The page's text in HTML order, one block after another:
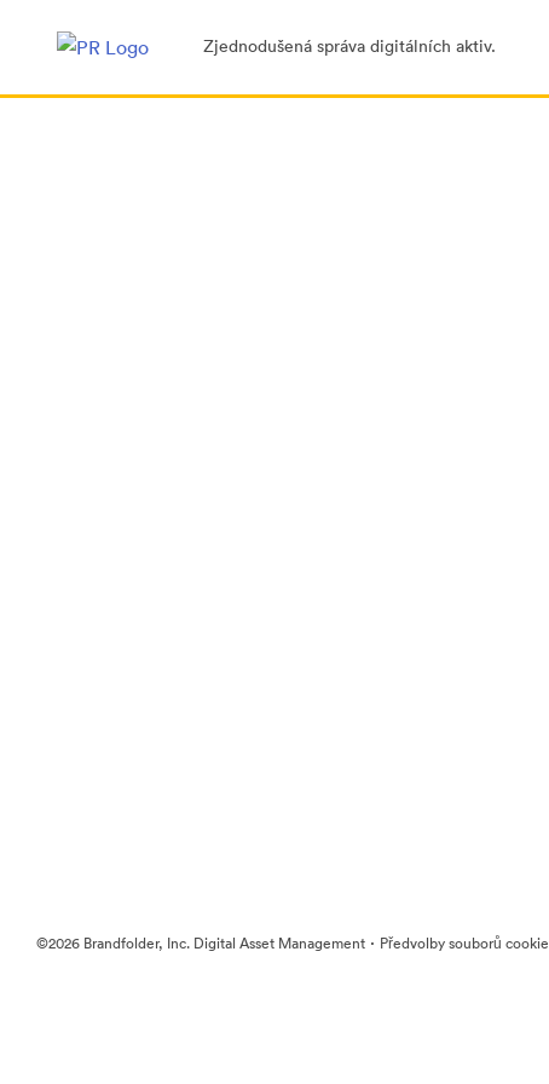
Zjednodušená správa digitálních aktiv.
©2026 Brandfolder, Inc. Digital Asset Management · Předvolby souborů cookie